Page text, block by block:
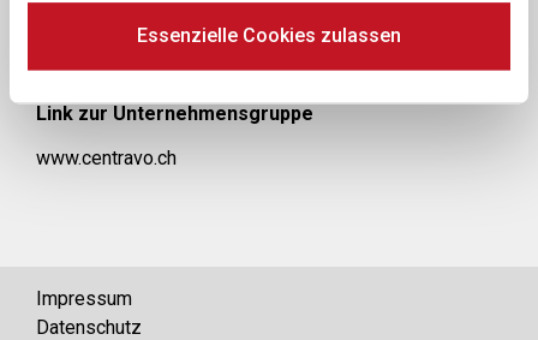
Essenzielle Cookies zulassen
T +41 79 462 00 08
Link zur Unternehmensgruppe
www.centravo.ch
Impressum
Datenschutz